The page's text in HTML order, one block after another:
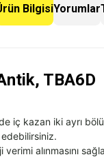
BilgisiYorumlar
TBA6D
kazan iki ayrı
alınmasını